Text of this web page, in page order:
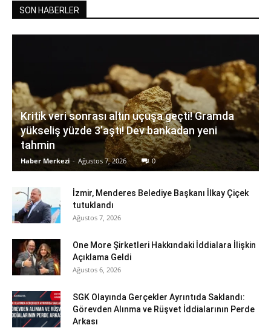
SON HABERLER
Kritik veri sonrası altın uçuşa geçti! Gramda
yükseliş yüzde 3’aştı! Dev bankadan yeni
tahmin
Haber Merkezi - Ağustos 7, 2026 0
İzmir, Menderes Belediye Başkanı İlkay Çiçek
tutuklandı
Ağustos 7, 2026
One More Şirketleri Hakkındaki İddialara İlişkin
Açıklama Geldi
Ağustos 6, 2026
SGK Olayında Gerçekler Ayrıntıda Saklandı:
Görevden Alınma ve Rüşvet İddialarının Perde
Arkası